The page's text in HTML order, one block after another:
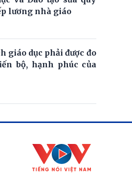
lương nhà giáo
giáo dục phải được đo
bộ, hạnh phúc của